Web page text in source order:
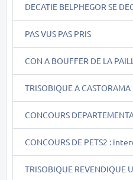
DECATIE BELPHEGOR SE
PAS VUS PAS PRIS
CON A BOUFFER DE LA
TRISOBIQUE A CASTORAMA
CONCOURS
CONCOURS DE PETS2 :
TRISOBIQUE REVENDIQUE